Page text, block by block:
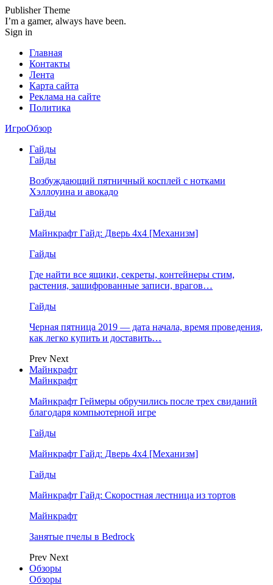
Publisher Theme
I’m a gamer, always have been.
Sign in
Главная
Контакты
Лента
Карта сайта
Реклама на сайте
Политика
ИгроОбзор
Гайды
Гайды
Возбуждающий пятничный косплей с нотками
Хэллоуина и авокадо
Гайды
Майнкрафт Гайд: Дверь 4х4 [Механизм]
Гайды
Где найти все ящики, секреты, контейнеры стим,
растения, зашифрованные записи, врагов…
Гайды
Черная пятница 2019 — дата начала, время проведения,
как легко купить и доставить…
Prev Next
Майнкрафт
Майнкрафт
Майнкрафт Геймеры обручились после трех свиданий
благодаря компьютерной игре
Гайды
Майнкрафт Гайд: Дверь 4х4 [Механизм]
Гайды
Майнкрафт Гайд: Скоростная лестница из тортов
Майнкрафт
Занятые пчелы в Bedrock
Prev Next
Обзоры
Обзоры